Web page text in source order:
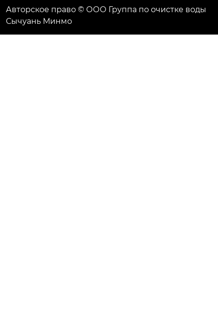
Авторское право © ООО Группа по очистке воды
Сычуань Минмо